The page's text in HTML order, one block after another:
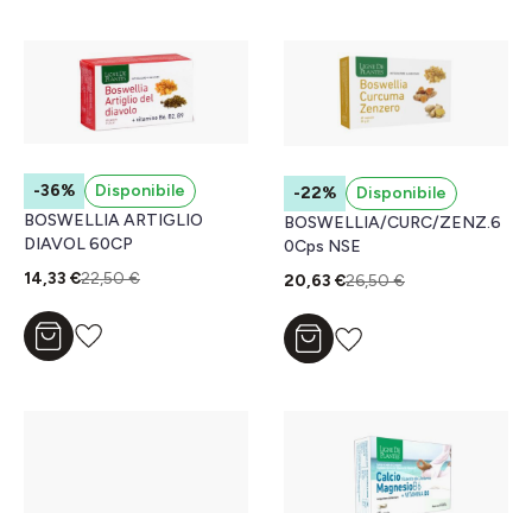
-36%
Disponibile
BOSWELLIA ARTIGLIO
DIAVOL 60CP
14,33 €22,50 €
Aggiungi al carrello
-22%
Disponibile
BOSWELLIA/CURC/ZENZ.6
0Cps NSE
20,63 €26,50 €
Aggiungi al carrello